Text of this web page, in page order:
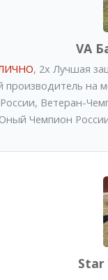
VA
, 2x Лучшая
производитель на
, Ветеран-
Чемпион
Star